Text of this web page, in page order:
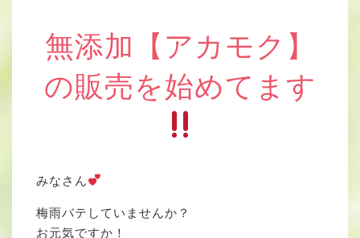
無添加【アカモク】
の販売を始めてます
みなさん
梅雨バテしていませんか？
お元気ですか！